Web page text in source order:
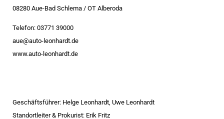
08280 Aue-Bad Schlema / OT Alberoda
Telefon: 03771 39000
aue@auto-leonhardt.de
www.auto-leonhardt.de
Geschäftsführer: Helge Leonhardt, Uwe Leonhardt
Standortleiter & Prokurist: Erik Fritz